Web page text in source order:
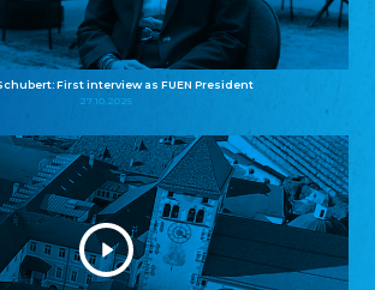
First interview as FUEN President
27.10.2025